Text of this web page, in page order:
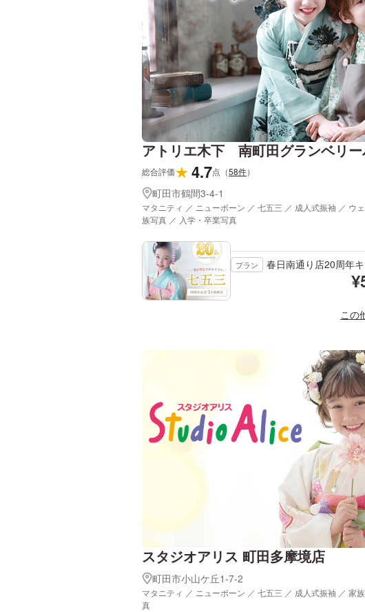
アトリエ木下 南町田グランベリ
総合評価★4.7点 （58件）
町田市鶴間3-4-1
マタニティ ／ ニューボーン ／ 七五三 ／ 成人式振袖 ／ ウ
族写真 ／ 入学・卒業写真
プラン 春日南通り店20周年
¥
この
スタジオアリス 町田多摩境店
町田市小山ケ丘1-7-2
マタニティ ／ ニューボーン ／ 七五三 ／ 成人式振袖 ／ 家
真